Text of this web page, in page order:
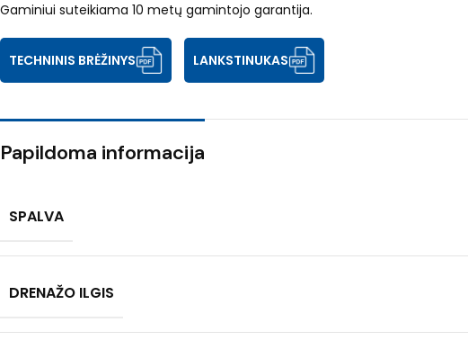
Gaminiui suteikiama 10 metų gamintojo garantija.
TECHNINIS BRĖŽINYS LANKSTINUKAS
Papildoma informacija
SPALVA
DRENAŽO ILGIS